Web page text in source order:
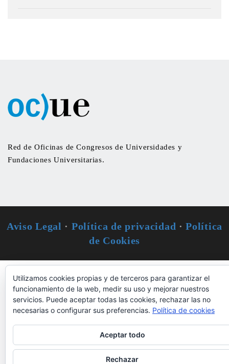
Red de Oficinas de Congresos de Universidades y
Fundaciones Universitarias.
Aviso Legal · Política de privacidad ·Política
de Cookies
Utilizamos cookies propias y de terceros para garantizar el
funcionamiento de la web, medir su uso y mejorar nuestros
servicios. Puede aceptar todas las cookies, rechazar las no
necesarias o configurar sus preferencias. Política de cookies
Aceptar todo
Rechazar